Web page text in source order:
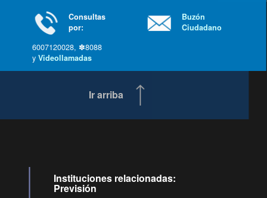
Consultas
por:
6007120028, ✽8088
yVideollamadas
Buzón
Ciudadano
Ir arriba
Instituciones relacionadas:
Previsión